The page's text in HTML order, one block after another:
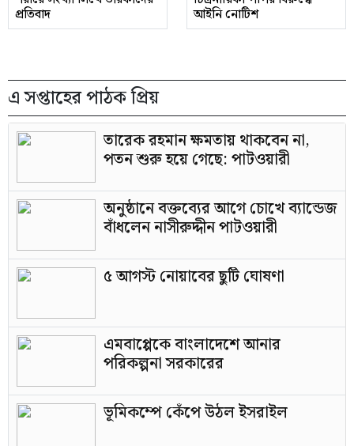
প্রতিবাদ আইনি নোটিশ
এ সপ্তাহের পাঠক প্রিয়
তারেক রহমান ক্ষমতায় থাকবেন না,
পতন শুরু হয়ে গেছে: পাটওয়ারী
অনুষ্ঠানে বক্তব্যের আগে চোখে ব্যান্ডেজ
বাঁধলেন নাসীরুদ্দীন পাটওয়ারী
৫ আগস্ট নোয়াবের ছুটি ঘোষণা
এমবাপ্পেকে বাংলাদেশে আনার
পরিকল্পনা সরকারের
ভূমিকম্পে কেঁপে উঠল ইসরাইল